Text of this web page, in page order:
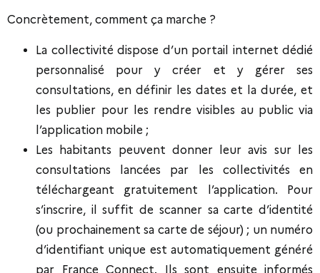
Concrètement, comment ça marche ?
La collectivité dispose d’un portail internet dédié
personnalisé pour y créer et y gérer ses
consultations, en définir les dates et la durée, et
les publier pour les rendre visibles au public via
l’application mobile ;
Les habitants peuvent donner leur avis sur les
consultations lancées par les collectivités en
téléchargeant gratuitement l’application. Pour
s’inscrire, il suffit de scanner sa carte d’identité
(ou prochainement sa carte de séjour) ; un numéro
d’identifiant unique est automatiquement généré
par France Connect. Ils sont ensuite informés